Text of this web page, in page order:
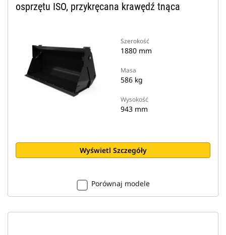
osprzętu ISO, przykręcana krawędź tnąca
Szerokość
1880 mm
Masa
586 kg
Wysokość
943 mm
Wyświetl Szczegóły
Porównaj modele